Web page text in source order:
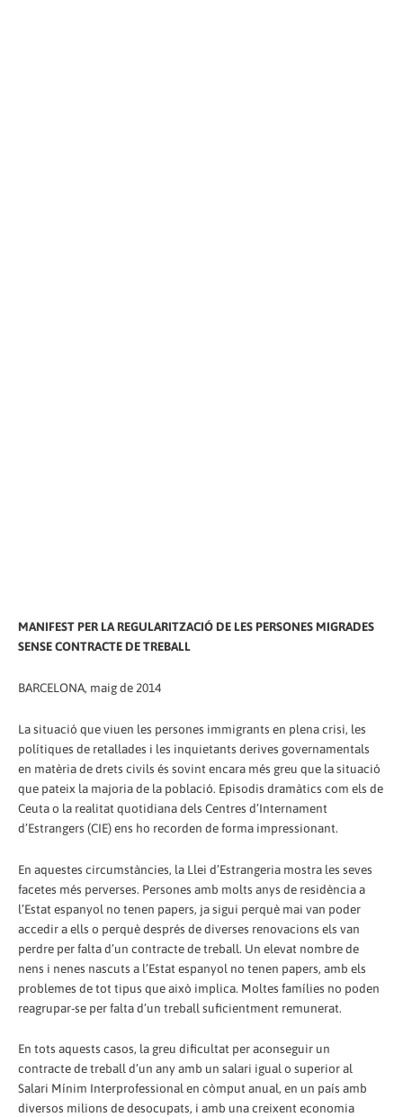
MANIFEST PER LA REGULARITZACIÓ DE LES PERSONES MIGRADES
SENSE CONTRACTE DE TREBALL
BARCELONA, maig de 2014
La situació que viuen les persones immigrants en plena crisi, les
polítiques de retallades i les inquietants derives governamentals
en matèria de drets civils és sovint encara més greu que la situació
que pateix la majoria de la població. Episodis dramàtics com els de
Ceuta o la realitat quotidiana dels Centres d’Internament
d’Estrangers (CIE) ens ho recorden de forma impressionant.
En aquestes circumstàncies, la Llei d’Estrangeria mostra les seves
facetes més perverses. Persones amb molts anys de residència a
l’Estat espanyol no tenen papers, ja sigui perquè mai van poder
accedir a ells o perquè després de diverses renovacions els van
perdre per falta d’un contracte de treball. Un elevat nombre de
nens i nenes nascuts a l’Estat espanyol no tenen papers, amb els
problemes de tot tipus que això implica. Moltes famílies no poden
reagrupar-se per falta d’un treball suficientment remunerat.
En tots aquests casos, la greu dificultat per aconseguir un
contracte de treball d’un any amb un salari igual o superior al
Salari Mínim Interprofessional en còmput anual, en un país amb
diversos milions de desocupats, i amb una creixent economia